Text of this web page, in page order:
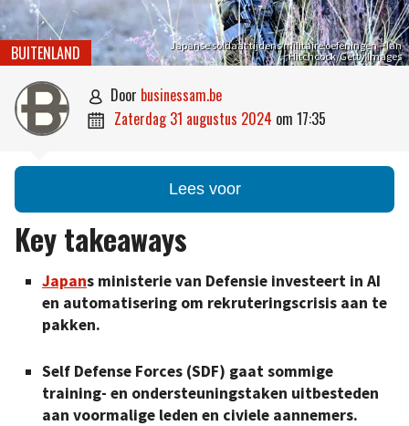
Japanse soldaat tijdens militaire oefeningen – Ian
Hitchcock/Getty Images
BUITENLAND
 door businessam.be
 zaterdag 31 augustus 2024 om 17:35
Lees voor
Key takeaways
Japans ministerie van Defensie investeert in AI
en automatisering om rekruteringscrisis aan te
pakken.
Self Defense Forces (SDF) gaat sommige
training- en ondersteuningstaken uitbesteden
aan voormalige leden en civiele aannemers.